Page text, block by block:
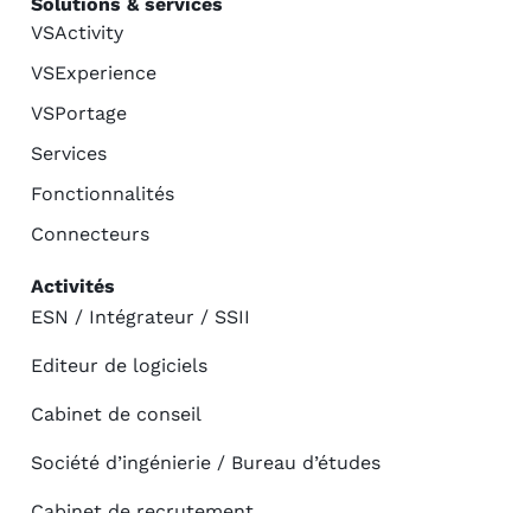
VSActivity
VSExperience
VSPortage
Services
Fonctionnalités
Connecteurs
Activités
ESN / Intégrateur / SSII
Editeur de logiciels
Cabinet de conseil
Société d’ingénierie / Bureau d’études